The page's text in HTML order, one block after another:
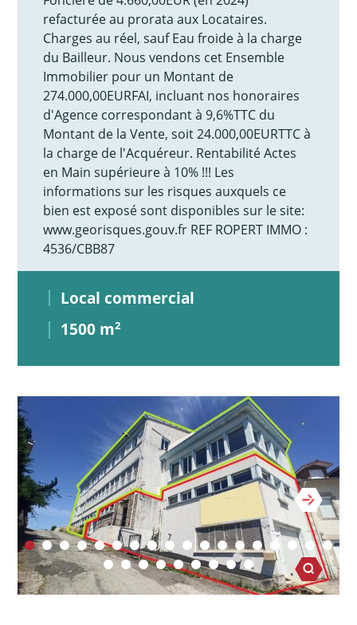
refacturée au prorata aux Locataires.
Charges au réel, sauf Eau froide à la charge
du Bailleur. Nous vendons cet Ensemble
Immobilier pour un Montant de
274.000,00EURFAI, incluant nos honoraires
d'Agence correspondant à 9,6%TTC du
Montant de la Vente, soit 24.000,00EURTTC à
la charge de l'Acquéreur. Rentabilité Actes
en Main supérieure à 10% !!! Les
informations sur les risques auxquels ce
bien est exposé sont disponibles sur le site:
www.georisques.gouv.fr REF ROPERT IMMO :
4536/CBB87
Local commercial
1500 m2